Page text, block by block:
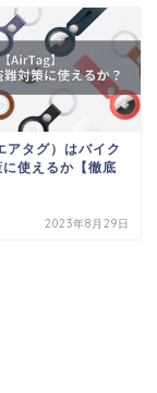
タグ）はバイク
使えるか【徹底
2023年8月29日